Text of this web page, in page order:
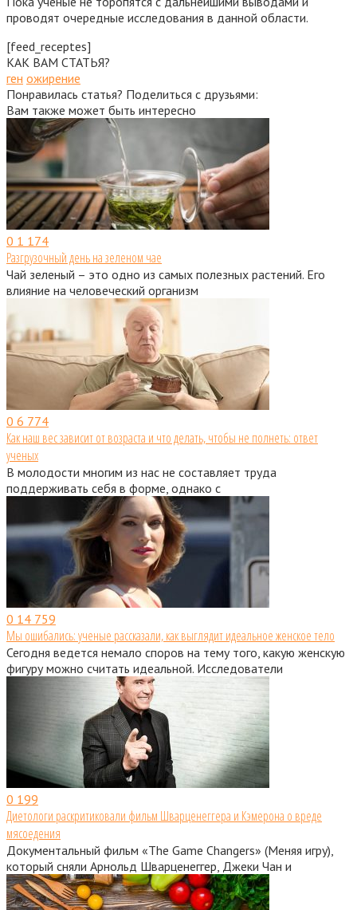
проводят очередные исследования в данной области.
[feed_receptes]
КАК ВАМ СТАТЬЯ?
ген ожирение
Понравилась статья? Поделиться с друзьями:
Вам также может быть интересно
0 1 174
Разгрузочный день на зеленом чае
Чай зеленый – это одно из самых полезных растений. Его
влияние на человеческий организм
0 6 774
Как наш вес зависит от возраста и что делать, чтобы не полнеть: ответ
ученых
В молодости многим из нас не составляет труда
поддерживать себя в форме, однако с
0 14 759
Мы ошибались: ученые рассказали, как выглядит идеальное женское тело
Сегодня ведется немало споров на тему того, какую женскую
фигуру можно считать идеальной. Исследователи
0 199
Диетологи раскритиковали фильм Шварценеггера и Кэмерона о вреде
мясоедения
Документальный фильм «The Game Changers» (Меняя игру),
который сняли Арнольд Шварценеггер, Джеки Чан и